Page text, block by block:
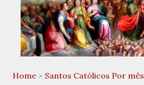
Home> Santos Católicos Por mês